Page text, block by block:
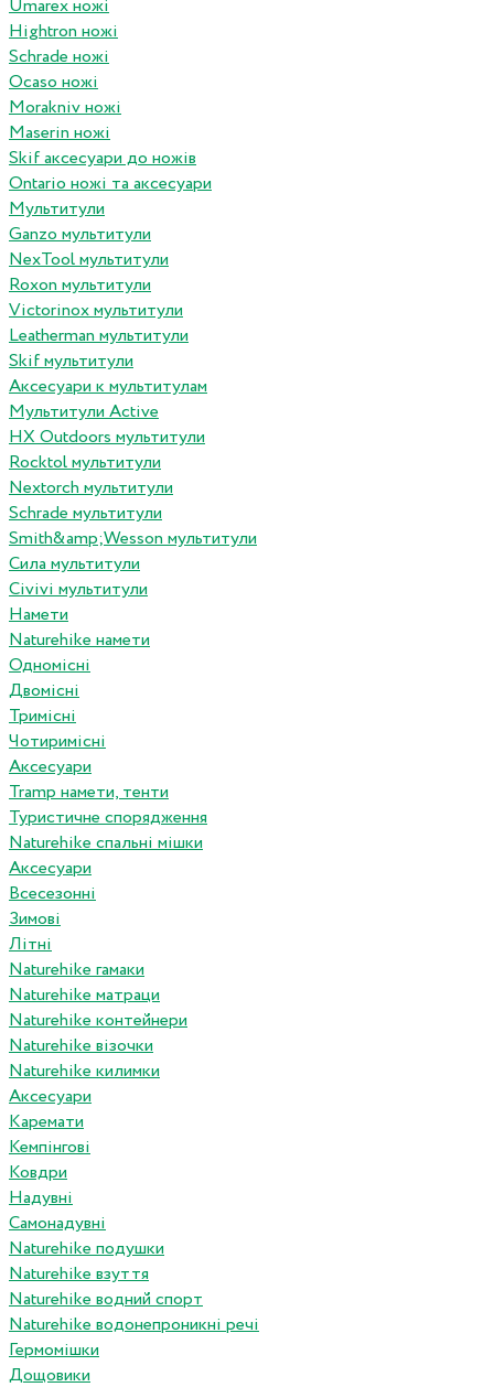
Umarex ножі
Hightron ножі
Schrade ножі
Ocaso ножі
Morakniv ножі
Maserin ножі
Skif аксесуари до ножів
Ontario ножі та аксесуари
Мультитули
Ganzo мультитули
NexTool мультитули
Roxon мультитули
Victorinox мультитули
Leatherman мультитули
Skif мультитули
Аксесуари к мультитулам
Мультитули Active
HX Outdoors мультитули
Rocktol мультитули
Nextorch мультитули
Schrade мультитули
Smith&amp;Wesson мультитули
Сила мультитули
Civivi мультитули
Намети
Naturehike намети
Одномісні
Двомісні
Тримісні
Чотиримісні
Аксесуари
Tramp намети, тенти
Туристичне спорядження
Naturehike спальні мішки
Аксесуари
Всесезонні
Зимові
Літні
Naturehike гамаки
Naturehike матраци
Naturehike контейнери
Naturehike візочки
Naturehike килимки
Аксесуари
Каремати
Кемпінгові
Ковдри
Надувні
Самонадувні
Naturehike подушки
Naturehike взуття
Naturehike водний спорт
Naturehike водонепроникні речі
Гермомішки
Дощовики